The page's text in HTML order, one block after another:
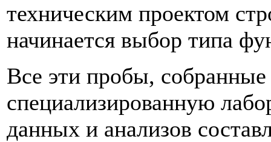
техническим проектом
начинается выбор типа
Все эти пробы,
специализированную
данных и анализов